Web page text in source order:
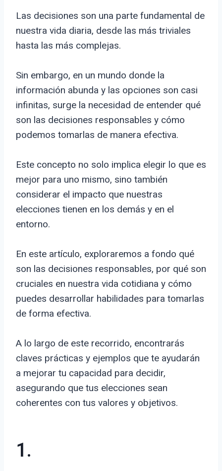
Las decisiones son una parte fundamental de
nuestra vida diaria, desde las más triviales
hasta las más complejas.
Sin embargo, en un mundo donde la
información abunda y las opciones son casi
infinitas, surge la necesidad de entender qué
son las decisiones responsables y cómo
podemos tomarlas de manera efectiva.
Este concepto no solo implica elegir lo que es
mejor para uno mismo, sino también
considerar el impacto que nuestras
elecciones tienen en los demás y en el
entorno.
En este artículo, exploraremos a fondo qué
son las decisiones responsables, por qué son
cruciales en nuestra vida cotidiana y cómo
puedes desarrollar habilidades para tomarlas
de forma efectiva.
A lo largo de este recorrido, encontrarás
claves prácticas y ejemplos que te ayudarán
a mejorar tu capacidad para decidir,
asegurando que tus elecciones sean
coherentes con tus valores y objetivos.
1.